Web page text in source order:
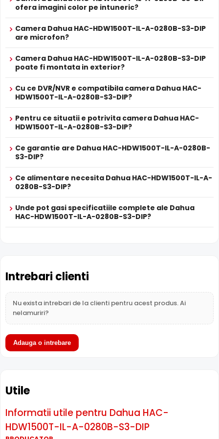
mecanic autoretractabil ce filtreaza lumina in infrarosu
timpul noptii acesta este retras pentru a permite luminii IR
Infrarosu Inteligent (Smart IR)
functiaInfrarosu Inteligent(Smart IR), ce regleaza
automat intensitatea iluminatorului in infrarosu in functie
a imaginii la distante mici.
Functia
DIP, permite ca obiectele aflate pe un fundal foarte
luminos (de exemplu, in dreptul unei ferestre sau a unei
usi de acces) sa fie vizibile.
PROSPECT PRODUCATOR
ofera imagini color pe intuneric?
Camera Dahua HAC-HDW1500T-IL-A-0280B-S3-DIP
are microfon?
Camera Dahua HAC-HDW1500T-IL-A-0280B-S3-DIP
poate fi montata in exterior?
Cu ce DVR/NVR e compatibila camera Dahua HAC-
HDW1500T-IL-A-0280B-S3-DIP?
Pentru ce situatii e potrivita camera Dahua HAC-
HDW1500T-IL-A-0280B-S3-DIP?
Ce garantie are Dahua HAC-HDW1500T-IL-A-0280B-
S3-DIP?
Ce alimentare necesita Dahua HAC-HDW1500T-IL-A-
0280B-S3-DIP?
Unde pot gasi specificatiile complete ale Dahua
HAC-HDW1500T-IL-A-0280B-S3-DIP?
Intrebari clienti
Nu exista intrebari de la clienti pentru acest produs. Ai
nelamuriri?
Adauga o intrebare
Utile
Informatii utile pentru Dahua HAC-
HDW1500T-IL-A-0280B-S3-DIP